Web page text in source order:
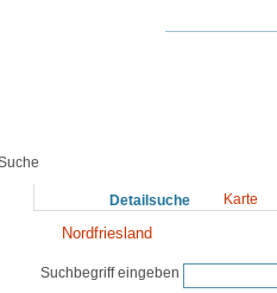
Detailsuche Karte
Nordfriesland
Suchbegriff eingeben